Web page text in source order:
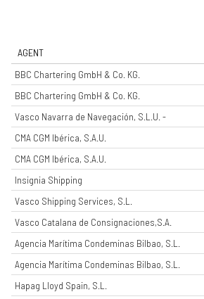
AGENT
BBC Chartering GmbH & Co. KG.
BBC Chartering GmbH & Co. KG.
Vasco Navarra de Navegación, S.L.U. -
CMA CGM Ibérica, S.A.U.
CMA CGM Ibérica, S.A.U.
Insignia Shipping
Vasco Shipping Services, S.L.
Vasco Catalana de Consignaciones,S.A.
Agencia Marítima Condeminas Bilbao, S.L.
Agencia Marítima Condeminas Bilbao, S.L.
Hapag Lloyd Spain, S.L.